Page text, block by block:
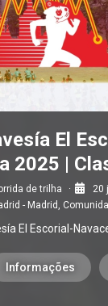
El
2025 |
de trilha
20
- Madrid,
El Escorial-
Informações